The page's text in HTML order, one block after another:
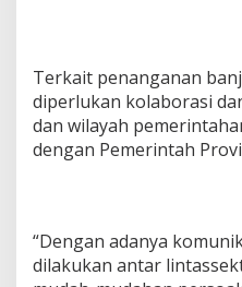
Terkait penanganan
diperlukan kolaborasi
dan wilayah
dengan Pemerintah
“Dengan adanya
dilakukan antar